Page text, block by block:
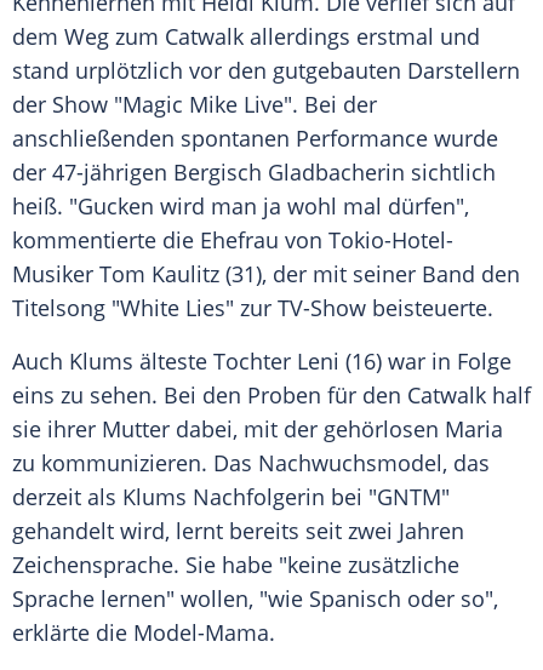
dem Weg zum Catwalk allerdings erstmal und
stand urplötzlich vor den gutgebauten Darstellern
der Show "Magic Mike Live". Bei der
anschließenden spontanen Performance wurde
der 47-jährigen Bergisch Gladbacherin sichtlich
heiß. "Gucken wird man ja wohl mal dürfen",
kommentierte die Ehefrau von Tokio-Hotel-
Musiker Tom Kaulitz (31), der mit seiner Band den
Titelsong "White Lies" zur TV-Show beisteuerte.
Auch Klums älteste Tochter Leni (16) war in Folge
eins zu sehen. Bei den Proben für den Catwalk half
sie ihrer Mutter dabei, mit der gehörlosen Maria
zu kommunizieren. Das Nachwuchsmodel, das
derzeit als Klums Nachfolgerin bei "GNTM"
gehandelt wird, lernt bereits seit zwei Jahren
Zeichensprache. Sie habe "keine zusätzliche
Sprache lernen" wollen, "wie Spanisch oder so",
erklärte die Model-Mama.